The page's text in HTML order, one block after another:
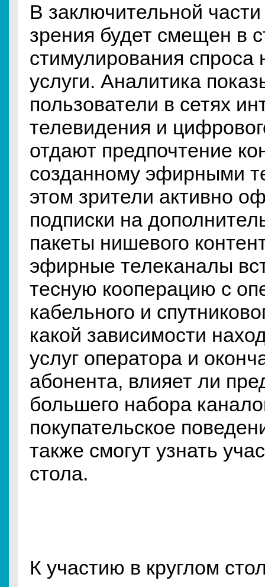
В заключительной части
зрения будет смещен в
стимулирования спроса
услуги. Аналитика
пользователи в сетях
телевидения и
отдают предпочтение
созданному эфирными
этом зрители активно
подписки на
пакеты нишевого
эфирные телеканалы
тесную кооперацию с
кабельного и
какой зависимости
услуг оператора и
абонента, влияет ли
большего набора
покупательское
также смогут узнать
стола.
К участию в круглом